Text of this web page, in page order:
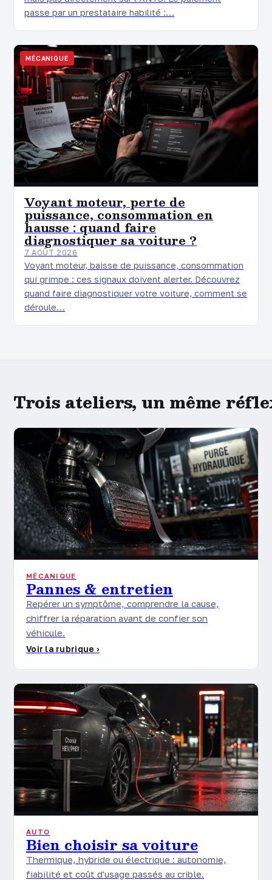
passe par un prestataire habilité :…
MÉCANIQUE
Voyant moteur, perte de
puissance, consommation en
hausse : quand faire
diagnostiquer sa voiture ?
7 AOÛT 2026
Voyant moteur, baisse de puissance, consommation
qui grimpe : ces signaux doivent alerter. Découvrez
quand faire diagnostiquer votre voiture, comment se
déroule…
Trois ateliers, un même
MÉCANIQUE
Pannes & entretien
Repérer un symptôme, comprendre la cause,
chiffrer la réparation avant de confier son
véhicule.
Voir la rubrique ›
AUTO
Bien choisir sa voiture
Thermique, hybride ou électrique : autonomie,
fiabilité et coût d'usage passés au crible.